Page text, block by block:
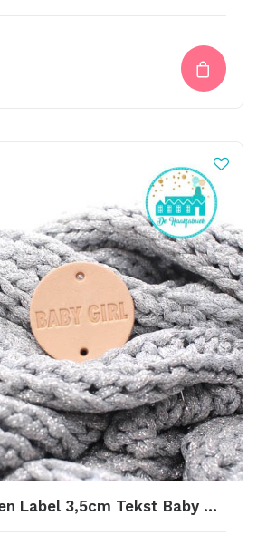
Ronde Leren Label 3,5cm Tekst Baby Girl Vette Letter